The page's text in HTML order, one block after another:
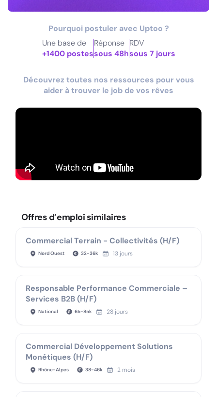
Pourquoi postuler avec Uptoo ?
Une base de
+1400 postes
Réponse
sous 48h
RDV
sous 7 jours
Découvrez toutes nos ressources pour vous
aider à trouver le job de vos rêves
Offres d’emploi similaires
Commercial Terrain - Collectivités (H/F)
Nord Ouest 32-36k 13 jours
Responsable Performance Commerciale –
Services B2B (H/F)
National 65-85k 28 jours
Commercial Développement Solutions
Monétiques (H/F)
Rhône-Alpes 38-46k 2 mois